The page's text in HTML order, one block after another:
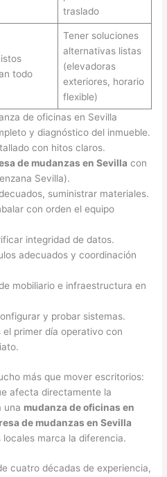
traslado
todo
Tener soluciones
alternativas listas
(elevadoras
exteriores, horario
flexible)
de oficinas en Sevilla
y diagnóstico del inmueble.
con hitos claros.
de mudanzas en Sevilla con
Sevilla).
suministrar materiales.
con orden el equipo
integridad de datos.
adecuados y coordinación
mobiliario e infraestructura en
y probar sistemas.
primer día operativo con
más que mover escritorios:
afecta directamente la
una mudanza de oficinas en
de mudanzas en Sevilla
marca la diferencia.
cuatro décadas de experiencia,